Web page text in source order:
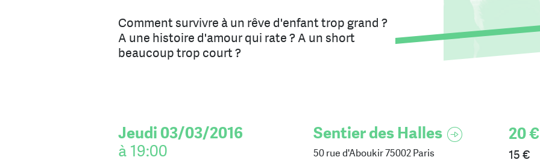
Comment survivre à un rêve d'enfant trop grand ?
A une histoire d'amour qui rate ? A un short
beaucoup trop court ?
Jeudi 03/03/2016
à 19:00
Sentier des Halles
50 rue d'Aboukir 75002 Paris
20 €
15 €